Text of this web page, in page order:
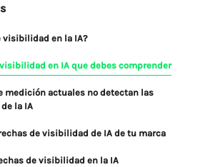
visibilidad en la IA?
en IA que debes comprender
medición actuales no detectan las
la IA
de visibilidad de IA de tu marca
de visibilidad en la IA